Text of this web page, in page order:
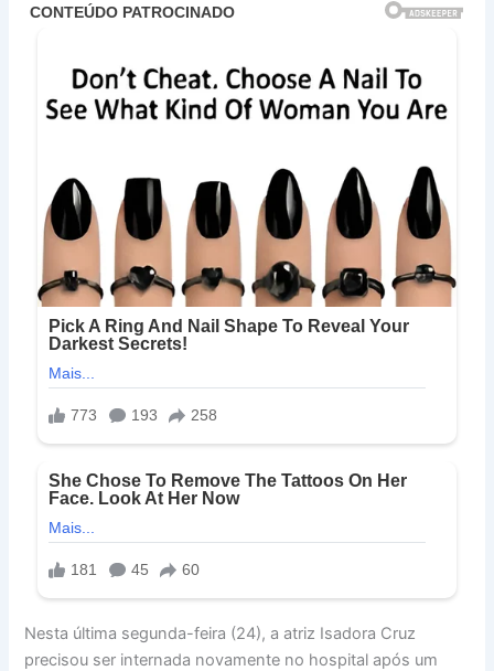
Nesta última segunda-feira (24), a atriz Isadora Cruz
precisou ser internada novamente no hospital após um